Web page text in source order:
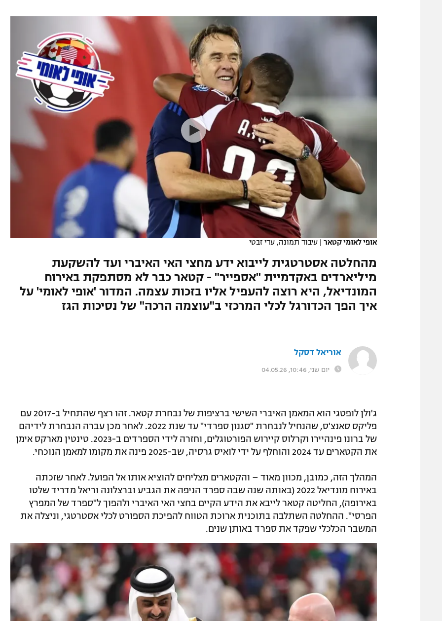
תקנון עבור פעילות אלקטרה
מדיניות פרטיות
תקנון פעילות ספורט 1
רשיון להקרנה פומבית לבית עסק
הצטרפות לחבילת הערוצים
לוח דרושים – ג'ובנט
הפועל תל אביב
הפועל חיפה
הפועל באר שבע
מכבי נתניה
בני יהודה
ליגה סינית
ליגה ברזילאית
אופי לאומי קטאר | עיבוד תמונה, עדי זבטי
מהחלטה אסטרטגית לייבוא ידע מחצי האי האיברי ועד להשקעת
מיליארדים באקדמיית "אספייר" - קטאר כבר לא מסתפקת באירוח
המונדיאל, היא רוצה להעפיל אליו בזכות עצמה. המדור 'אופי לאומי' על
איך הפך הכדורגל לכלי המרכזי ב"עוצמה הרכה" של נסיכות הגז
אוריאל דסקל
יום שני, 10:46, 04.05.26
ג'ולן לופטגי הוא המאמן האיברי השישי ברציפות של נבחרת קטאר. זהו רצף שהתחיל ב-2017 עם
פליקס סאנצ'ס, שהנחיל לנבחרת "סגנון ספרדי" עד שנת 2022. לאחר מכן עברה הנבחרת לידיהם
של ברונו פינהיירו וקרלוס קיירוש הפורטוגלים, וחזרה לידי הספרדים ב-2023. טינטין מארקס אימן
את הקטארים עד 2024 והוחלף על ידי לואיס גרסיה, שב-2025 פינה את מקומו למאמן הנוכחי.
המהלך הזה, כמובן, מכוון מאוד – והקטארים מצליחים להוציא אותו אל הפועל. לאחר שזכתה
באירוח מונדיאל 2022 (באותה שנה שבה ספרד הניפה את הגביע וברצלונה וריאל מדריד שלטו
באירופה), החליטה קטאר לייבא את הידע הקיים בחצי האי האיברי ולהפוך ל"ספרד של המפרץ
הפרסי". ההחלטה השתלבה בתוכנית ארוכת הטווח להפיכת הספורט לכלי אסטרטגי, וניצלה את
המשבר הכלכלי שפקד את ספרד באותן שנים.